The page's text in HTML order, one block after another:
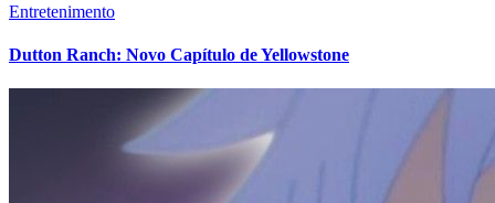
Entretenimento
Dutton Ranch: Novo Capítulo de Yellowstone